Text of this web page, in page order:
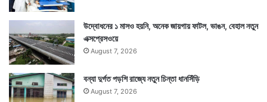
উদ্বোধনের ১ মাসও হয়নি, অনেক জায়গায় ফাটল, ভাঙন, বেহাল নতুন
এক্সপ্রেসওয়ে
August 7, 2026
বন্যা দুর্গত পড়শি রাজ্যে নতুন চিন্তা ধানসিঁড়ি
August 7, 2026